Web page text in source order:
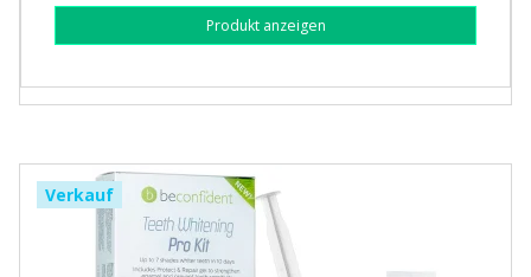
Produkt anzeigen
Verkauf